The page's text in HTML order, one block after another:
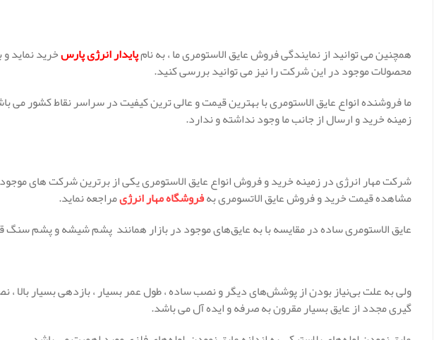
همچنین می توانید از نمایندگی فروش عایق الاستومری ما ، به نامپایدار انرژی پارسخرید نماید
محصولات موجود در این شرکت را نیز می توانید بررسی کنید.
ما فروشنده انواع عایق الاستومری با بهترین قیمت و عالی ترین کیفیت در سراسر نقاط کشور می
زمینه خرید و ارسال از جانب ما وجود نداشته و ندارد.
شرکت مهار انرژی در زمینه خرید و فروش انواع عایق الاستومری یکی از برترین شرکت های
مشاهده قیمت خرید و فروش عایق الاتسومری بهفروشگاه مهار انرژیمراجعه نماید.
عایق الاستومری ساده در مقایسه با به عایق‌های موجود در بازار همانند پشم شیشه و پشم سنگ
ولی به علت بی‌نیاز بودن از پوشش‌های دیگر و نصب ساده ، طول عمر بسیار ، بازدهی بسیار بالا
گیری مجدد از عایق بسیار مقرون به صرفه و ایده آل می باشد.